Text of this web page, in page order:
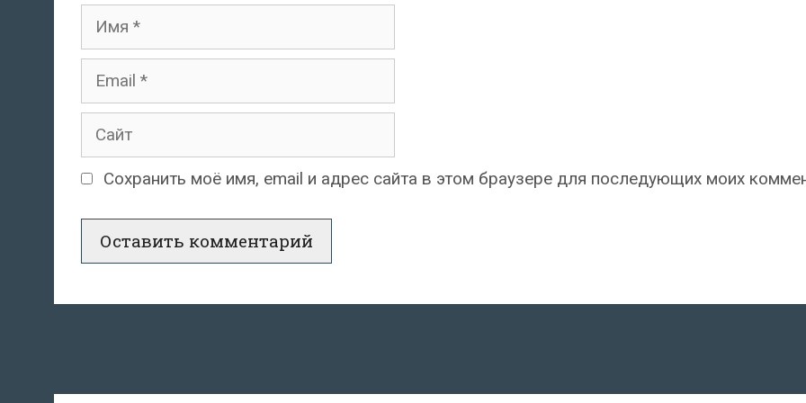
Имя
Email
Сайт
Сохранить моё имя, email и адрес сайта в этом браузере для последующих моих